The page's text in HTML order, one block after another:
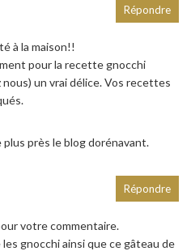
à la maison!!
pour la recette gnocchi
un vrai délice. Vos recettes
près le blog dorénavant.
Répondre
votre commentaire.
les gnocchi ainsi que ce gâteau de
Répondre